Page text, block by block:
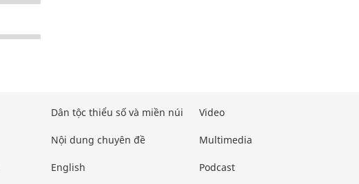
Dân tộc thiểu số và miền núi
Nội dung chuyên đề
English
Video
Multimedia
Podcast